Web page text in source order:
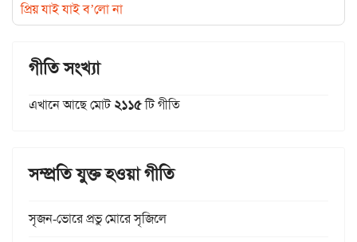
প্রিয় যাই যাই ব’লো না
গীতি সংখ্যা
এখানে আছে মোট২১১৫টি গীতি
সম্প্রতি যুক্ত হওয়া গীতি
সৃজন-ভোরে প্রভু মোরে সৃজিলে